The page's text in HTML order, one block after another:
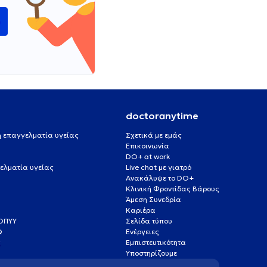
επαγγελματία υγείας
υγείας
doctoranytime
Σχετικά με εμάς
Επικοινωνία
DO+ at work
Live chat με γιατρό
Ανακάλυψε το DO+
Κλινική Φροντίδας Βάρους
Άμεση Συνεδρία
Καριέρα
Σελίδα τύπου
Ενέργειες
Εμπιστευτικότητα
Υποστηρίζουμε